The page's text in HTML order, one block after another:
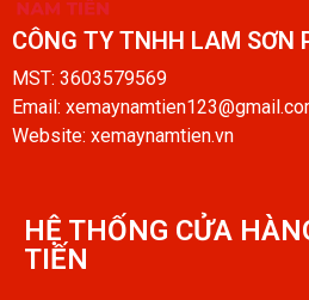
CÔNG TY TNHH LAM SƠN
MST: 3603579569
Email:
Website: xemaynamtien.vn
HỆ THỐNG CỬA
TIẾN​